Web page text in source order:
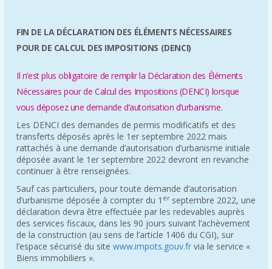
FIN DE LA DÉCLARATION DES ÉLÉMENTS NÉCESSAIRES
POUR DE CALCUL DES IMPOSITIONS (DENCI)
Il n’est plus obligatoire de remplir la Déclaration des Éléments
Nécessaires pour de Calcul des Impositions (DENCI) lorsque
vous déposez une demande d’autorisation d’urbanisme.
Les DENCI des demandes de permis modificatifs et des
transferts déposés après le 1er septembre 2022 mais
rattachés à une demande d’autorisation d’urbanisme initiale
déposée avant le 1er septembre 2022 devront en revanche
continuer à être renseignées.
Sauf cas particuliers, pour toute demande d’autorisation
d’urbanisme déposée à compter du 1 erseptembre 2022, une
déclaration devra être effectuée par les redevables auprès
des services fiscaux, dans les 90 jours suivant l’achèvement
de la construction (au sens de l’article 1406 du CGI), sur
l’espace sécurisé du site www.impots.gouv.fr via le service «
Biens immobiliers ».